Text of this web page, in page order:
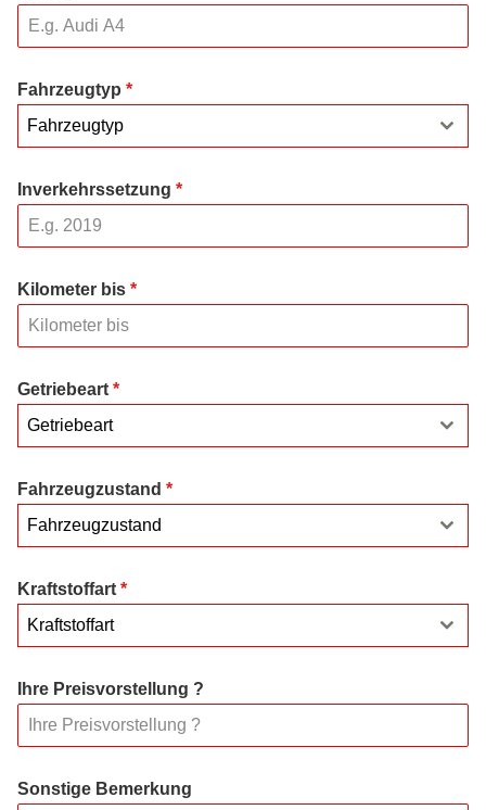
Fahrzeugtyp *
Fahrzeugtyp
Inverkehrssetzung *
Kilometer bis *
Getriebeart *
Getriebeart
Fahrzeugzustand *
Fahrzeugzustand
Kraftstoffart *
Kraftstoffart
Ihre Preisvorstellung ?
Sonstige Bemerkung